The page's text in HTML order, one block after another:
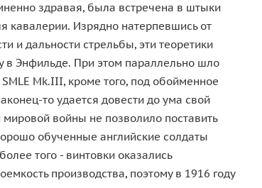
здравая, была встречена в штыки
кавалерии. Изрядно натерпевшись от
и дальности стрельбы, эти теоретики
в Энфильде. При этом параллельно шло
Mk.III, кроме того, под обойменное
то удается довести до ума свой
войны не позволило поставить
обученные английские солдаты
того - винтовки оказались
производства, поэтому в 1916 году